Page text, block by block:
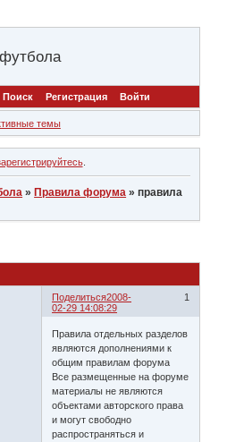
Поиск Регистрация Войти
темы
.
» Правила форума »правила
Поделиться 1
2008-
02-29 14:08:29
Правила отдельных разделов
являются дополнениями к
общим правилам форума
Все размещенные на форуме
материалы не являются
объектами авторского права
и могут свободно
распространяться и